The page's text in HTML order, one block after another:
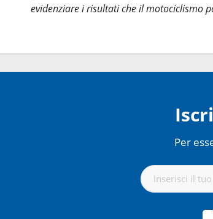
evidenziare i risultati che il motociclismo
Per